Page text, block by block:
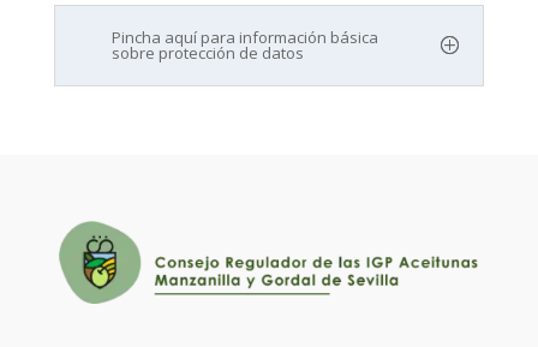
Pincha aquí para información básica
sobre protección de datos